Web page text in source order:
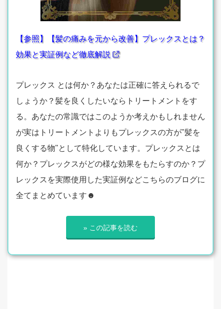
【参照】【髪の痛みを元から改善】プレックスとは？
効果と実証例など徹底解説
プレックス とは何か？あなたは正確に答えられるで
しょうか？髪を良くしたいならトリートメントをす
る。あなたの常識ではこのようか考えかもしれません
が実はトリートメントよりもプレックスの方が"髪を
良くする物"として特化しています。プレックスとは
何か？プレックスがどの様な効果をもたらすのか？プ
レックスを実際使用した実証例などこちらのブログに
全てまとめています☻
» この記事を読む